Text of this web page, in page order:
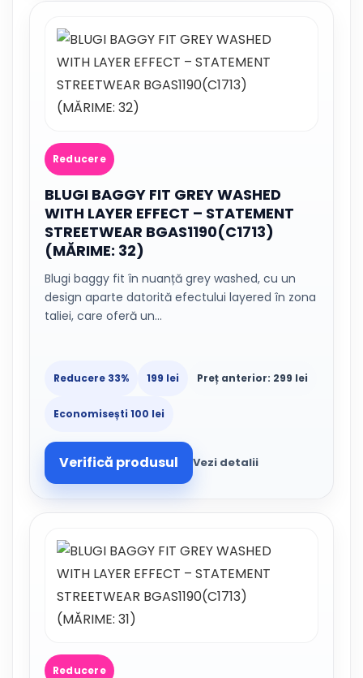
Reducere
BLUGI BAGGY FIT GREY WASHED
WITH LAYER EFFECT – STATEMENT
STREETWEAR BGAS1190(C1713)
(MĂRIME: 32)
Blugi baggy fit în nuanță grey washed, cu un
design aparte datorită efectului layered în zona
taliei, care oferă un…
Reducere 33% 199 lei Preț anterior: 299 lei
Economisești 100 lei
Verifică produsul Vezi detalii
Reducere